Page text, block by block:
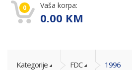
0 Vaša korpa:
0.00 KM
Kategorije FDC 1996